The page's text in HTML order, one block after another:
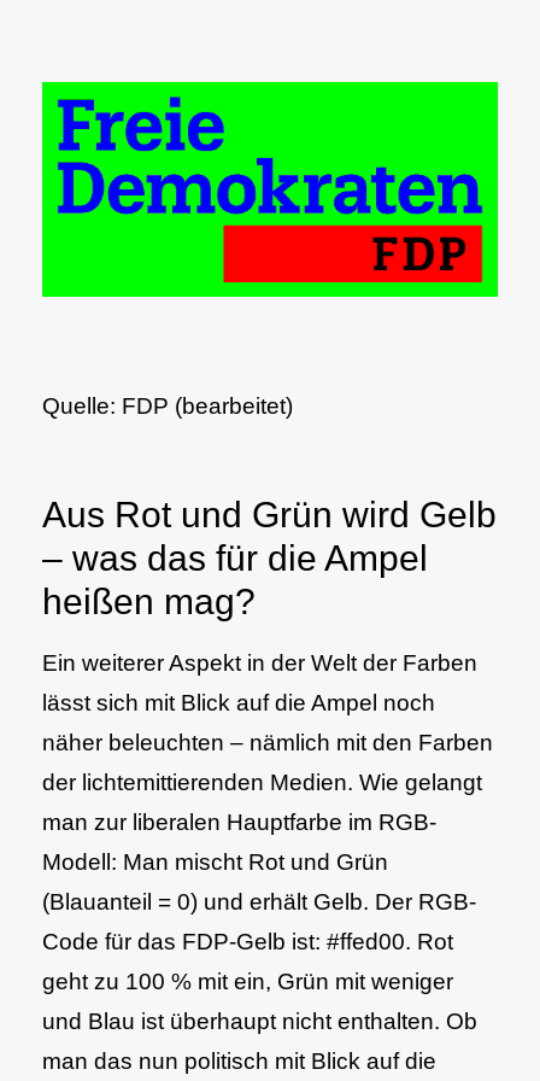
Quelle: FDP (bearbeitet)
Aus Rot und Grün wird Gelb
– was das für die Ampel
heißen mag?
Ein weiterer Aspekt in der Welt der Farben
lässt sich mit Blick auf die Ampel noch
näher beleuchten – nämlich mit den Farben
der lichtemittierenden Medien. Wie gelangt
man zur liberalen Hauptfarbe im RGB-
Modell: Man mischt Rot und Grün
(Blauanteil = 0) und erhält Gelb. Der RGB-
Code für das FDP-Gelb ist: #ffed00. Rot
geht zu 100 % mit ein, Grün mit weniger
und Blau ist überhaupt nicht enthalten. Ob
man das nun politisch mit Blick auf die